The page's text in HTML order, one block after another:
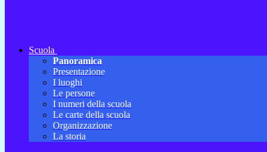
Scuola
Panoramica
Presentazione
I luoghi
Le persone
I numeri della scuola
Le carte della scuola
Organizzazione
La storia